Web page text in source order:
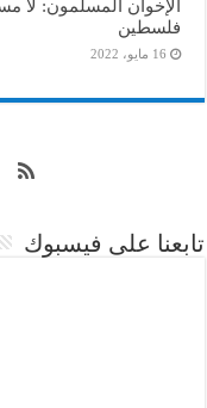
الإخوان المسلمون: لا
فلسطين
16 مايو، 2022
تابعنا على فيسبوك